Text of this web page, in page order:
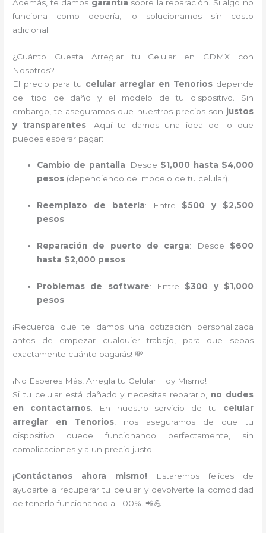
Además, te damos garantía sobre la reparación. Si algo no
funciona como debería, lo solucionamos sin costo
adicional.
¿Cuánto Cuesta Arreglar tu Celular en CDMX con
Nosotros?
El precio para tu celular arreglar en Tenoriosdepende
del tipo de daño y el modelo de tu dispositivo. Sin
embargo, te aseguramos que nuestros precios son justos
y transparentes . Aquí te damos una idea de lo que
puedes esperar pagar:
Cambio de pantalla: Desde $1,000 hasta $4,000
pesos (dependiendo del modelo de tu celular).
Reemplazo de batería: Entre $500 y $2,500
pesos.
Reparación de puerto de carga: Desde $600
hasta $2,000 pesos
Problemas de software: Entre $300 y $1,000
pesos
¡Recuerda que te damos una cotización personalizada
antes de empezar cualquier trabajo, para que sepas
exactamente cuánto pagarás! 💸
¡No Esperes Más, Arregla tu Celular Hoy Mismo!
Si tu celular está dañado y necesitas repararlo, no dudes
en contactarnos. En nuestro servicio de tu celular
arreglar en Tenorios , nos aseguramos de que tu
dispositivo quede funcionando perfectamente, sin
complicaciones y a un precio justo.
¡Contáctanos ahora mismo! Estaremos felices de
ayudarte a recuperar tu celular y devolverte la comodidad
de tenerlo funcionando al 100%. 📲💪